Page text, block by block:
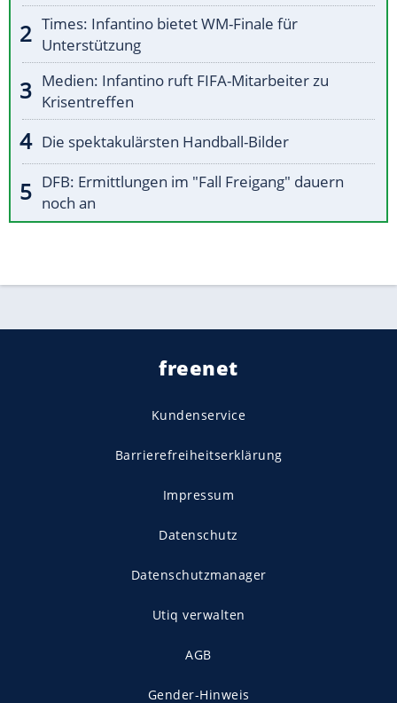
Times: Infantino bietet WM-Finale für
Unterstützung
Medien: Infantino ruft FIFA-Mitarbeiter zu
Krisentreffen
Die spektakulärsten Handball-Bilder
DFB: Ermittlungen im "Fall Freigang" dauern
noch an
freenet
Kundenservice
Barrierefreiheitserklärung
Impressum
Datenschutz
Datenschutzmanager
Utiq verwalten
AGB
Gender-Hinweis